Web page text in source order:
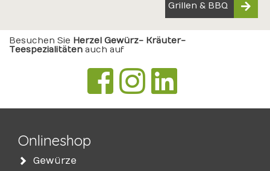
Grillen & BBQ
Besuchen Sie Herzel Gewürz- Kräuter-
Teespezialitäten auch auf
Onlineshop
Gewürze